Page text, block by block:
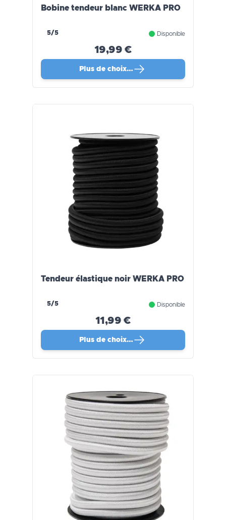
Bobine tendeur blanc WERKA PRO
5/5 Disponible
19,99 €
Plus de choix…
Tendeur élastique noir WERKA PRO
5/5 Disponible
11,99 €
Plus de choix…